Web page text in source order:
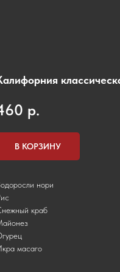
р.
В КОРЗИНУ
нори
краб
масаго